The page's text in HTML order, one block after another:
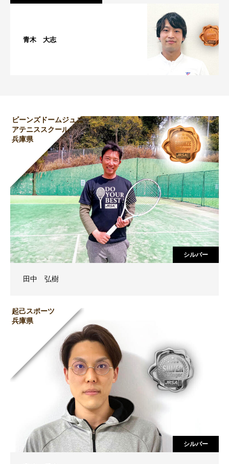
青木 大志
ビーンズドームジュニ
アテニススクール
兵庫県
シルバー
田中 弘樹
起己スポーツ
兵庫県
シルバー